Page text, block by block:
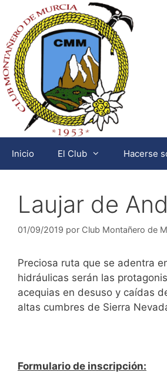
contenido
Inicio El Club Hacerse
Laujar de
01/09/2019 por Club Montañero de
Preciosa ruta que se adentra
hidráulicas serán las
acequias en desuso y caídas
altas cumbres de Sierra
Formulario de inscripción: